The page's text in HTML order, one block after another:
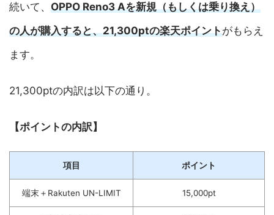
続いて、 OPPO Reno3 Aを新規（もしくは乗り換え）
の人が購入すると、21,300ptの楽天ポイントがもらえ
ます。
21,300ptの内訳は以下の通り。
【ポイントの内訳】
項目 ポイント
端末＋Rakuten UN-LIMIT 15,000pt